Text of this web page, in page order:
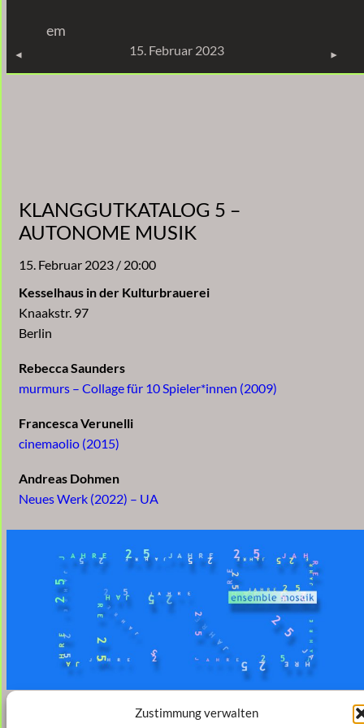
Zustimmung verwalten
springen
em
15. Februar 2023
KLANGGUTKATALOG 5 –
AUTONOME MUSIK
15. Februar 2023 / 20:00
Kesselhaus in der Kulturbrauerei
Knaakstr. 97
Berlin
Rebecca Saunders
murmurs – Collage für 10 Spieler*innen (2009)
Francesca Verunelli
cinemaolio (2015)
Andreas Dohmen
Neues Werk (2022) – UA